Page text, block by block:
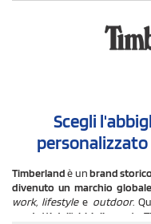
Scegli
Timberlandè unbrand storico
divenuto un marchio globale
work, lifestylee outdoor.
prodotti dell'abbigliamento